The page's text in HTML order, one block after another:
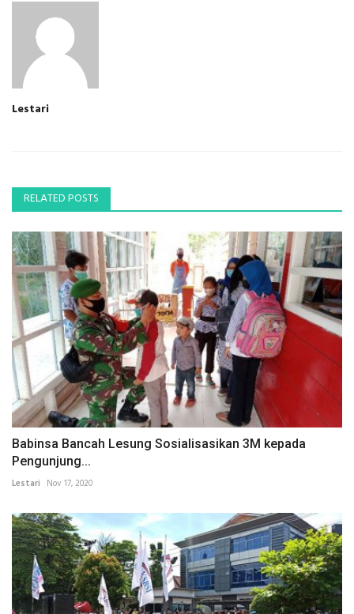
Lestari
RELATED POSTS
Babinsa Bancah Lesung Sosialisasikan 3M kepada
Pengunjung...
Lestari Nov 17, 2020